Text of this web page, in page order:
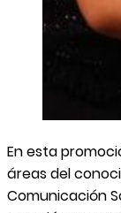
En esta
áreas del
Comunicación